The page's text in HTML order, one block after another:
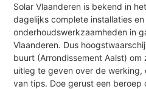
Solar Vlaanderen is bekend in
dagelijks complete installaties en
onderhoudswerkzaamheden in
Vlaanderen. Dus
buurt (Arrondissement Aalst)
uitleg te geven over de werking,
van tips. Doe gerust een beroep